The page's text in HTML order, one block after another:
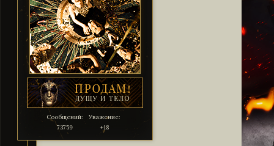
Сообщений:
73759
Уважение:
+18